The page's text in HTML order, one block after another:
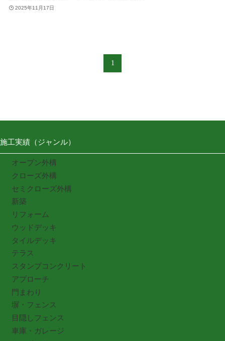
2025年11月17日
1
施工実績（ジャンル）
オープン外構
クローズ外構
セミクローズ外構
新築
リフォーム
ウッドデッキ
タイルデッキ
テラス
スタンプコンクリート
アプローチ
門まわり
塀・フェンス
目隠しフェンス
車庫・ガレージ